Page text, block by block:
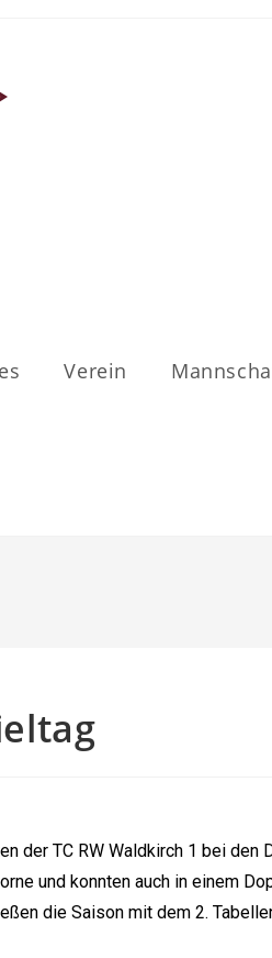
Verein
der TC RW Waldkirch 1 bei den
und konnten auch in einem
die Saison mit dem 2.